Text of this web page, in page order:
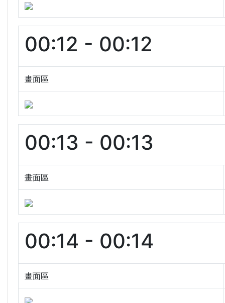
00:12 - 00:12
畫面區
00:13 - 00:13
畫面區
00:14 - 00:14
畫面區